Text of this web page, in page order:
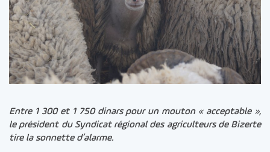
Entre 1 300 et 1 750 dinars pour un mouton « acceptable »,
le président du Syndicat régional des agriculteurs de Bizerte
tire la sonnette d’alarme.